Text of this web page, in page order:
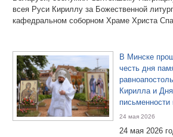
всея Руси Кириллу за Божественной
кафедральном соборном Храме Христа
В Минске
честь дня
Кирилла и
письменности
24 мая 2026
24 мая 2026